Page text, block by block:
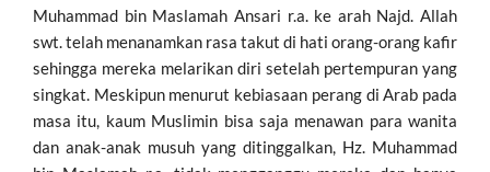
Muhammad bin Maslamah Ansari r.a. ke arah Najd. Allah
swt. telah menanamkan rasa takut di hati orang-orang kafir
sehingga mereka melarikan diri setelah pertempuran yang
singkat. Meskipun menurut kebiasaan perang di Arab pada
masa itu, kaum Muslimin bisa saja menawan para wanita
dan anak-anak musuh yang ditinggalkan, Hz. Muhammad